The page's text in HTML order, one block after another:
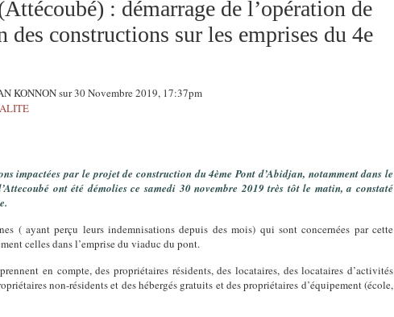
: démarrage de l’opération de
des constructions sur les emprises du 4e
KONNON sur 30 Novembre 2019, 17:37pm
impactées par le projet de construction du 4ème Pont d’Abidjan, notamment dans le
ont été démolies ce samedi 30 novembre 2019 très tôt le matin, a constaté
( ayant perçu leurs indemnisations depuis des mois) qui sont concernées par cette
celles dans l’emprise du viaduc du pont.
en compte, des propriétaires résidents, des locataires, des locataires d’activités
non-résidents et des hébergés gratuits et des propriétaires d’équipement (école,